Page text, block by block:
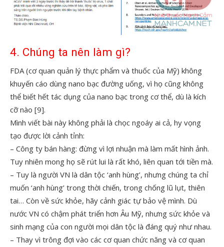
4. Chúng ta nên làm gì?
FDA (cơ quan quản lý thực phẩm và thuốc của Mỹ) không
khuyến cáo dùng nano bạc đường uống, vì họ cũng không
thể biết hết tác dụng của nano bạc trong cơ thể, dù là kích
cỡ nào [9].
Mình viết bài này không phải là chọc ngoáy ai cả, hy vọng
tạo được lời cảnh tỉnh:
– Công ty bán hàng: đừng vì lợi nhuận mà làm mất hình ảnh.
Tuy nhiên mong họ sẽ rút lui là rất khó, liên quan tới tiền mà.
– Tuy là người VN là dân tộc ‘anh hùng’, nhưng chúng ta chỉ
muốn ‘anh hùng’ trong thời chiến, trong chống lũ lụt, thiên
tai… Còn về sức khỏe, hãy cảnh giác tự bảo vệ mình. Dù
nước VN có chậm phát triển hơn Âu Mỹ, nhưng sức khỏe và
sinh mạng của con người mọi dân tộc là đáng quý như nhau.
– Thay vì trông đợi vào các cơ quan chức năng và cơ quan